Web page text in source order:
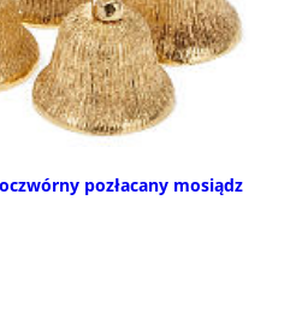
pozłacany mosiądz